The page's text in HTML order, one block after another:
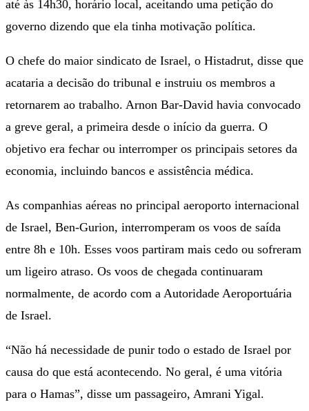
até às 14h30, horário local, aceitando uma petição do
governo dizendo que ela tinha motivação política.
O chefe do maior sindicato de Israel, o Histadrut, disse que
acataria a decisão do tribunal e instruiu os membros a
retornarem ao trabalho. Arnon Bar-David havia convocado
a greve geral, a primeira desde o início da guerra. O
objetivo era fechar ou interromper os principais setores da
economia, incluindo bancos e assistência médica.
As companhias aéreas no principal aeroporto internacional
de Israel, Ben-Gurion, interromperam os voos de saída
entre 8h e 10h. Esses voos partiram mais cedo ou sofreram
um ligeiro atraso. Os voos de chegada continuaram
normalmente, de acordo com a Autoridade Aeroportuária
de Israel.
“Não há necessidade de punir todo o estado de Israel por
causa do que está acontecendo. No geral, é uma vitória
para o Hamas”, disse um passageiro, Amrani Yigal.